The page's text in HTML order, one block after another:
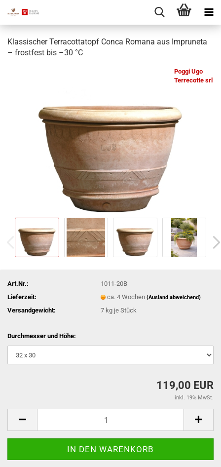
Klassischer Terracottatopf Conca Romana aus Impruneta
– frostfest bis –30 °C
Poggi Ugo
Terrecotte srl
Art.Nr.:
1011-20B
Lieferzeit:
ca. 4 Wochen(Ausland abweichend)
Versandgewicht: 7 kg je Stück
Durchmesser und Höhe:
119,00 EUR
inkl. 19% MwSt.